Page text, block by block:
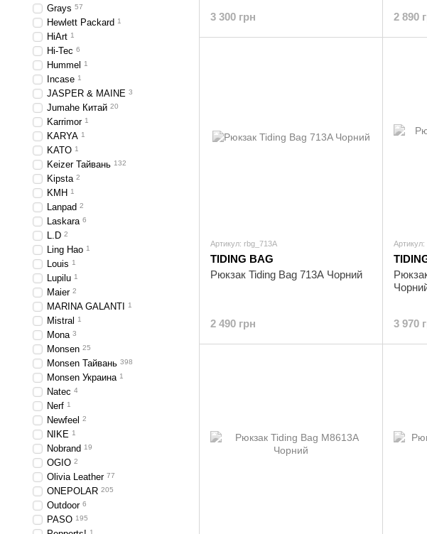
3 300 грн 2 890
Артикул: rbg_713A
TIDING BAG
Рюкзак Tiding Bag 713A Чорний
2 490 грн 3 970
Grays 57
Hewlett Packard 1
HiArt 1
Hi-Tec 6
Hummel 1
Incase 1
JASPER & MAINE 3
Jumahe Китай 20
Karrimor 1
KARYA 1
KATO 1
Keizer Тайвань 132
Kipsta 2
KMH 1
Lanpad 2
Laskara 6
L.D 2
Ling Hao 1
Louis 1
Lupilu 1
Maier 2
MARINA GALANTI 1
Mistral 1
Mona 3
Monsen 25
Monsen Тайвань 398
Monsen Украина 1
Natec 4
Nerf 1
Newfeel 2
NIKE 1
Nobrand 19
OGIO 2
Olivia Leather 77
ONEPOLAR 205
Outdoor 6
PASO 195
1